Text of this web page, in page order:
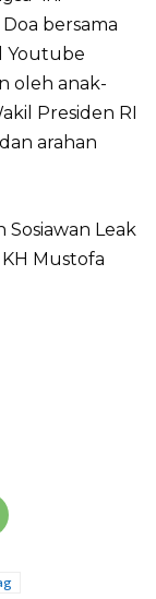
bersama
Youtube
oleh anak-
Presiden RI
arahan
Sosiawan Leak
Mustofa